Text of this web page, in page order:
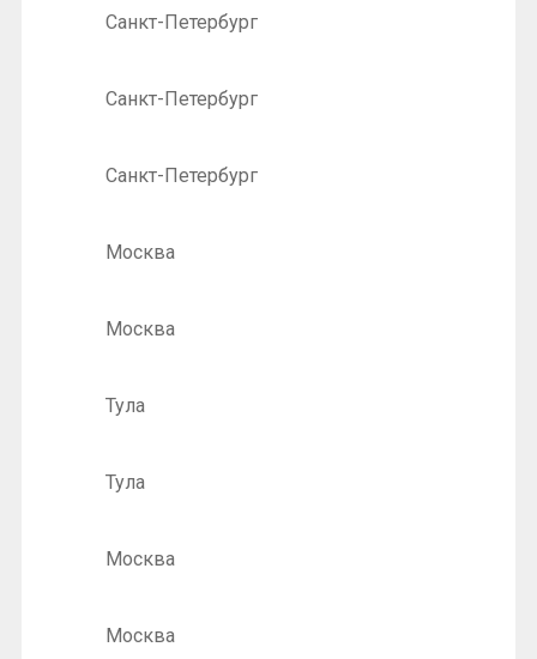
Санкт-Петербург
Санкт-Петербург
Санкт-Петербург
Москва
Москва
Тула
Тула
Москва
Москва